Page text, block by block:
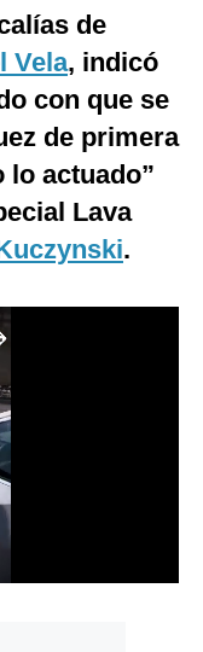
de
Vela, indicó
con que se
de primera
lo actuado”
Lava
.